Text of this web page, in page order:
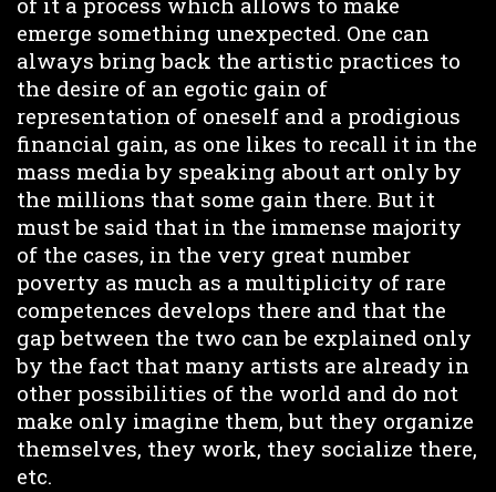
emerge something unexpected. One can
always bring back the artistic practices to
the desire of an egotic gain of
representation of oneself and a prodigious
financial gain, as one likes to recall it in the
mass media by speaking about art only by
the millions that some gain there. But it
must be said that in the immense majority
of the cases, in the very great number
poverty as much as a multiplicity of rare
competences develops there and that the
gap between the two can be explained only
by the fact that many artists are already in
other possibilities of the world and do not
make only imagine them, but they organize
themselves, they work, they socialize there,
etc.